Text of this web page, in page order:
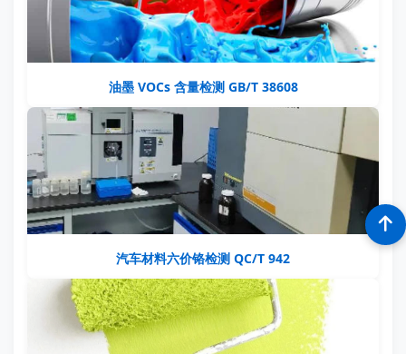
油墨 VOCs 含量检测 GB/T 38608
汽车材料六价铬检测 QC/T 942